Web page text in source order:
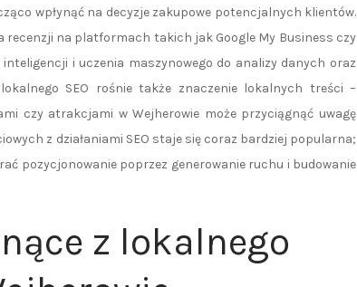
wpłynąć na decyzje zakupowe potencjalnych klientów.
na platformach takich jak Google My Business czy
i uczenia maszynowego do analizy danych oraz
SEO rośnie także znaczenie lokalnych treści –
czy atrakcjami w Wejherowie może przyciągnąć uwagę
z działaniami SEO staje się coraz bardziej popularna;
pozycjonowanie poprzez generowanie ruchu i budowanie
z lokalnego